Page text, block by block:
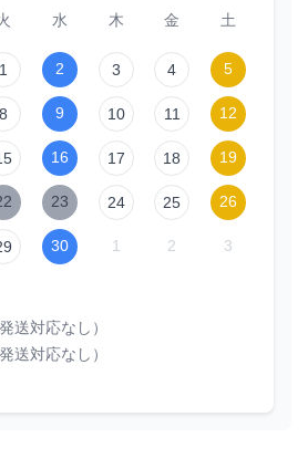
水 木 金 土
1 2 3 4 5
8 9 10 11 12
16 17 18 19
23 24 25 26
30 1 2 3
送対応なし）
送対応なし）